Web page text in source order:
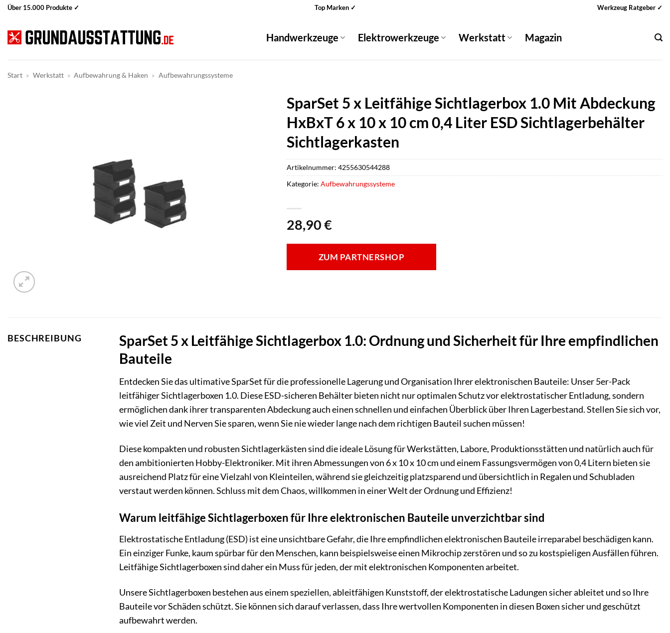
Zum
springen
Über 15.000 Produkte ✓ Top Marken ✓ Werkzeug Ratgeber ✓
Handwerkzeuge Elektrowerkzeuge Werkstatt Magazin
Start » Werkstatt » Aufbewahrung & Haken » Aufbewahrungssysteme
SparSet 5 x Leitfähige Sichtlagerbox 1.0 Mit Abdeckung
HxBxT 6 x 10 x 10 cm 0,4 Liter ESD Sichtlagerbehälter
Sichtlagerkasten
28,90€
ZUM PARTNERSHOP
Artikelnummer: 4255630544288
Kategorie: Aufbewahrungssysteme
BESCHREIBUNG
SparSet 5 x Leitfähige Sichtlagerbox 1.0: Ordnung und Sicherheit für Ihre empfindlichen
Bauteile
Entdecken Sie das ultimative SparSet für die professionelle Lagerung und Organisation Ihrer elektronischen Bauteile: Unser 5er-Pack
leitfähiger Sichtlagerboxen 1.0. Diese ESD-sicheren Behälter bieten nicht nur optimalen Schutz vor elektrostatischer Entladung, sondern
ermöglichen dank ihrer transparenten Abdeckung auch einen schnellen und einfachen Überblick über Ihren Lagerbestand. Stellen Sie sich vor,
wie viel Zeit und Nerven Sie sparen, wenn Sie nie wieder lange nach dem richtigen Bauteil suchen müssen!
Diese kompakten und robusten Sichtlagerkästen sind die ideale Lösung für Werkstätten, Labore, Produktionsstätten und natürlich auch für
den ambitionierten Hobby-Elektroniker. Mit ihren Abmessungen von 6 x 10 x 10 cm und einem Fassungsvermögen von 0,4 Litern bieten sie
ausreichend Platz für eine Vielzahl von Kleinteilen, während sie gleichzeitig platzsparend und übersichtlich in Regalen und Schubladen
verstaut werden können. Schluss mit dem Chaos, willkommen in einer Welt der Ordnung und Effizienz!
Warum leitfähige Sichtlagerboxen für Ihre elektronischen Bauteile unverzichtbar sind
Elektrostatische Entladung (ESD) ist eine unsichtbare Gefahr, die Ihre empfindlichen elektronischen Bauteile irreparabel beschädigen kann.
Ein einziger Funke, kaum spürbar für den Menschen, kann beispielsweise einen Mikrochip zerstören und so zu kostspieligen Ausfällen führen.
Leitfähige Sichtlagerboxen sind daher ein Muss für jeden, der mit elektronischen Komponenten arbeitet.
Unsere Sichtlagerboxen bestehen aus einem speziellen, ableitfähigen Kunststoff, der elektrostatische Ladungen sicher ableitet und so Ihre
Bauteile vor Schäden schützt. Sie können sich darauf verlassen, dass Ihre wertvollen Komponenten in diesen Boxen sicher und geschützt
aufbewahrt werden.